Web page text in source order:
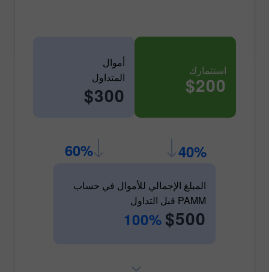
استثمارك
$200
أموال
المتداول
$300
المبلغ الإجمالي للأموال في حساب
PAMM قبل التداول
$500
100%
40%
60%